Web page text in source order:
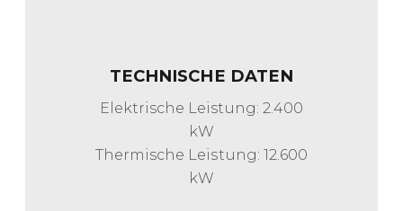
TECHNISCHE DATEN
Elektrische Leistung: 2.400
kW
Thermische Leistung: 12.600
kW